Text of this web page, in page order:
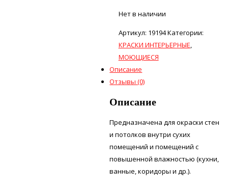
Нет в наличии
Артикул: 19194Категории:
КРАСКИ ИНТЕРЬЕРНЫЕ,
МОЮЩИЕСЯ
Описание
Отзывы (0)
Описание
Предназначена для окраски стен
и потолков внутри сухих
помещений и помещений с
повышенной влажностью (кухни,
ванные, коридоры и др.).